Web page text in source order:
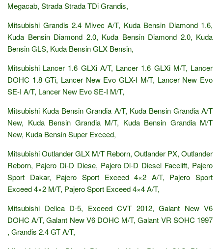
Megacab, Strada Strada TDi Grandis,
Mitsubishi Grandis 2.4 Mivec A/T, Kuda Bensin Diamond 1.6,
Kuda Bensin Diamond 2.0, Kuda Bensin Diamond 2.0, Kuda
Bensin GLS, Kuda Bensin GLX Bensin,
Mitsubishi Lancer 1.6 GLXi A/T, Lancer 1.6 GLXi M/T, Lancer
DOHC 1.8 GTi, Lancer New Evo GLX-I M/T, Lancer New Evo
SE-I A/T, Lancer New Evo SE-I M/T,
Mitsubishi Kuda Bensin Grandia A/T, Kuda Bensin Grandia A/T
New, Kuda Bensin Grandia M/T, Kuda Bensin Grandia M/T
New, Kuda Bensin Super Exceed,
Mitsubishi Outlander GLX M/T Reborn, Outlander PX, Outlander
Reborn, Pajero Di-D Diese, Pajero Di-D Diesel Facelift, Pajero
Sport Dakar, Pajero Sport Exceed 4×2 A/T, Pajero Sport
Exceed 4×2 M/T, Pajero Sport Exceed 4×4 A/T,
Mitsubishi Delica D-5, Exceed CVT 2012, Galant New V6
DOHC A/T, Galant New V6 DOHC M/T, Galant VR SOHC 1997
, Grandis 2.4 GT A/T,